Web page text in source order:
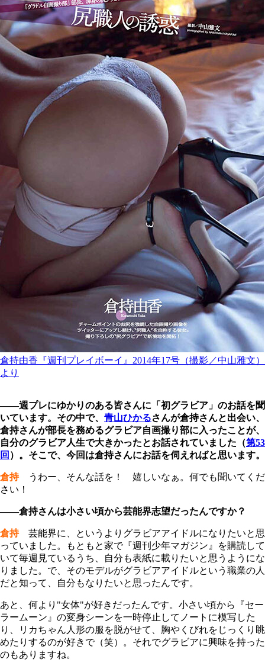
倉持由香『週刊プレイボーイ』2014年17号（撮影／中山雅文）
より
――週プレにゆかりのある皆さんに「初グラビア」のお話を聞
いています。その中で、 青山ひかるさんが倉持さんと出会い、
倉持さんが部長を務めるグラビア自画撮り部に入ったことが、
自分のグラビア人生で大きかったとお話されていました（第53
回 ）。そこで、今回は倉持さんにお話を伺えればと思います。
倉持うわー、そんな話を！ 嬉しいなぁ。何でも聞いてくだ
さい！
――倉持さんは小さい頃から芸能界志望だったんですか？
倉持芸能界に、というよりグラビアアイドルになりたいと思
っていました。もともと家で『週刊少年マガジン』を購読して
いて毎週見ているうち、自分も表紙に載りたいと思うようにな
りました。で、そのモデルがグラビアアイドルという職業の人
だと知って、自分もなりたいと思ったんです。
あと、何より"女体"が好きだったんです。小さい頃から『セー
ラームーン』の変身シーンを一時停止してノートに模写した
り、リカちゃん人形の服を脱がせて、胸やくびれをじっくり眺
めたりするのが好きで（笑）。それでグラビアに興味を持った
のもありますね。